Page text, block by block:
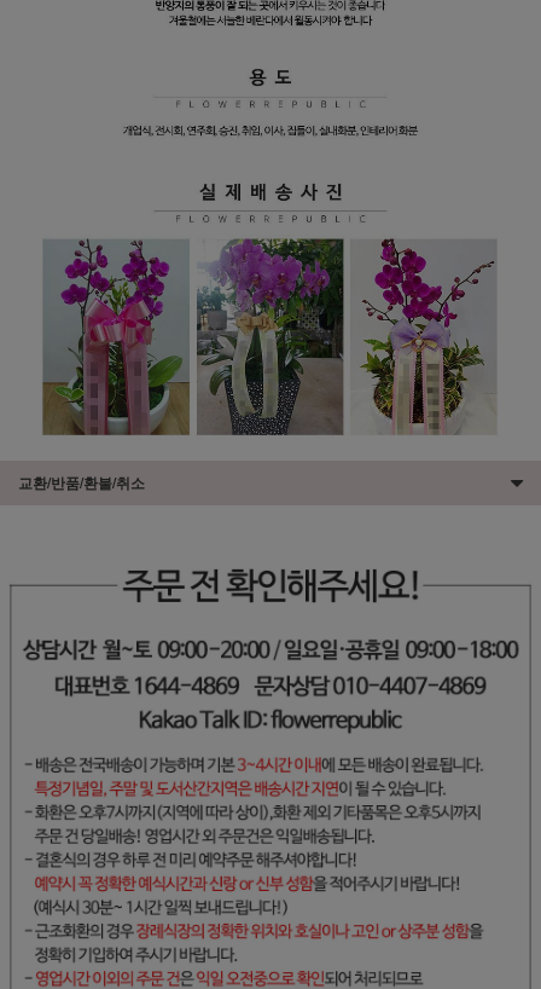
교환/반품/환불/취소